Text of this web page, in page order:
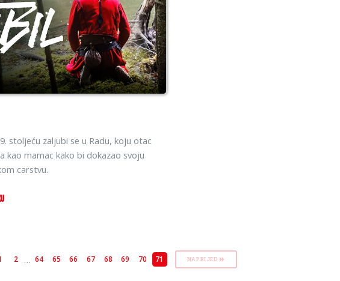
stoljeću zaljubi se u Radu, koju otac
kao mamac kako bi dokazao svoju
carstvu.
2 … 64 65 66 67 68 69 70 71 NAPRIJED